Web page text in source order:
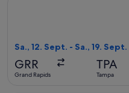
Sa., 12. Sept. - Sa., 19. Sept.
GRR
Grand Rapids
TPA
Tampa